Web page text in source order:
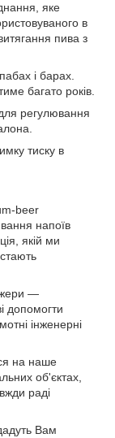
яке
в
пива з
і барах.
багато років.
регулювання
тиску в
beer
напоїв
якій ми
—
допомогти
інженерні
на наше
об'єктах,
раді
Вам